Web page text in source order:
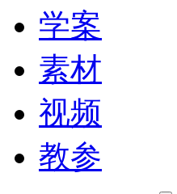
学案
素材
视频
教参